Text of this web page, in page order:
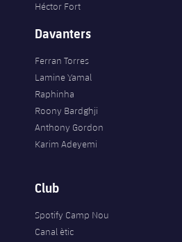
Héctor Fort
Davanters
Ferran Torres
Lamine Yamal
Raphinha
Roony Bardghji
Anthony Gordon
Karim Adeyemi
Club
Spotify Camp Nou
Canal ètic